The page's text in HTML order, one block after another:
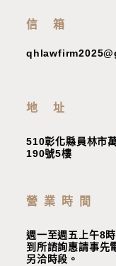
信 箱
地 址
510彰化縣員林市
190號5樓
營業時間
週一至週五上午8
到所諮詢惠請事先
另洽時段 。